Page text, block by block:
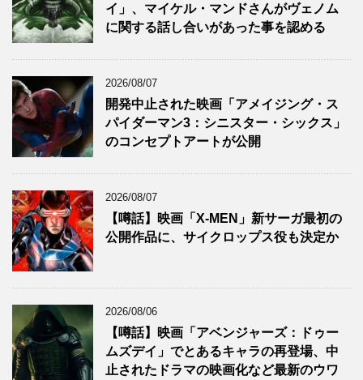
イ」、マイケル・マンドさんがヴェノム
に関する話し合いがあった事を認める
2026/08/07
開発中止された映画「アメイジング・ス
パイダーマン3：シニスター・シックス」
のコンセプトアートが公開
2026/08/07
【噂話】映画「X-MEN」新サーガ最初の
公開作品に、サイクロップス役も決定か
2026/08/06
【噂話】映画「アベンジャーズ：ドゥー
ムズデイ」でとあるキャラの再登場、中
止されたドラマの映画化など最新のウワ